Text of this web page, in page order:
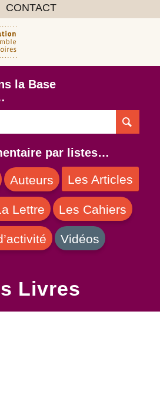
CONTACT
la Base
par listes…
Auteurs Les Articles
Lettre Les Cahiers
Vidéos
Livres